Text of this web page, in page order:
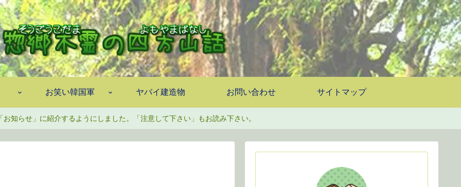
お笑い韓国軍 ヤバイ建造物 お問い合わせ サイトマップ
お知らせ」に紹介するようにしました。「注意して下さい」もお読み下さい。